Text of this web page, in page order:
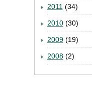
2011 (34)
2010(30)
2009(19)
2008(2)